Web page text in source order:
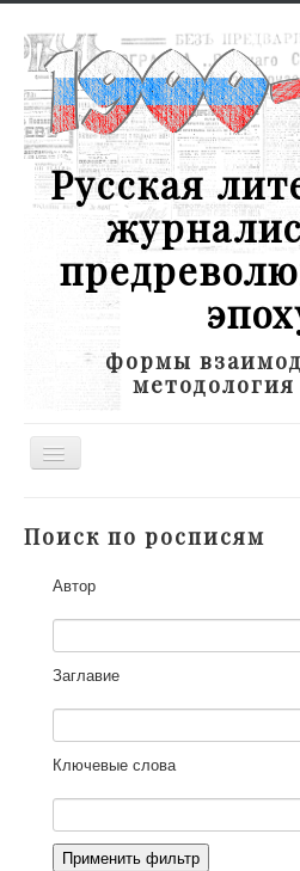
Русская
формы
методология
Toggle
Участники
Научная работа
Как работать с сайтом
Контакты
Поиск по росписям
Автор
Заглавие
Ключевые слова
Применить фильтр